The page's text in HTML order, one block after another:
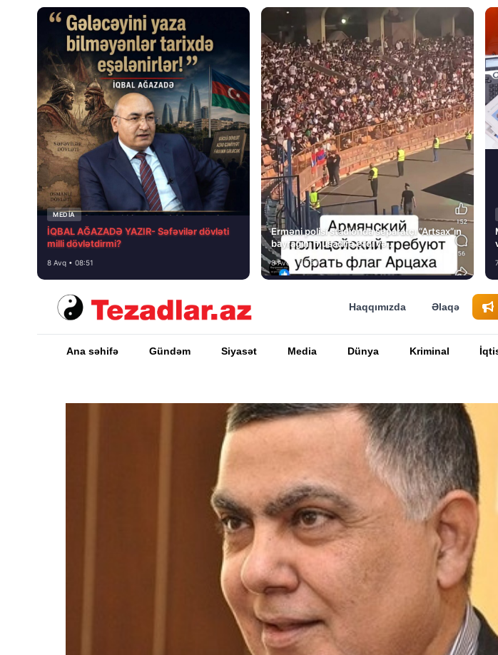
MEDİA
İQBAL AĞAZADƏ YAZIR- Səfəvilər dövləti
milli dövlətdirmi?
8 Avq • 08:51
Erməni polisi stadionda separatçı “Artsax”ın
bayrağını müsadirə etdi və…
8 Avq • 08:39
Haqqımızda Əlaqə
Ana səhifə Gündəm Siyasət Media Dünya Kriminal